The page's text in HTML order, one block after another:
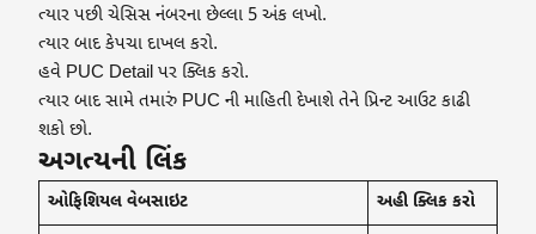
ત્યાર પછી ચેસિસ નંબરના છેલ્લા 5 અંક લખો.
ત્યાર બાદ કેપચા દાખલ કરો.
હવે PUC Detail પર ક્લિક કરો.
ત્યાર બાદ સામે તમારું PUC ની માહિતી દેખાશે તેને પ્રિન્ટ આઉટ કાઢી
શકો છો.
અગત્યની લિંક
ઓફિશિયલ વેબસાઇટ અહી ક્લિક કરો